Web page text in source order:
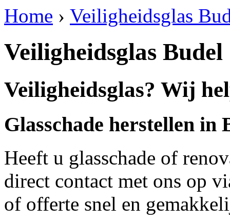
Home › Veiligheidsglas
Veiligheidsglas Budel
Veiligheidsglas? Wij
Glasschade herstellen in
Heeft u glasschade of
direct contact met ons op
of offerte snel en